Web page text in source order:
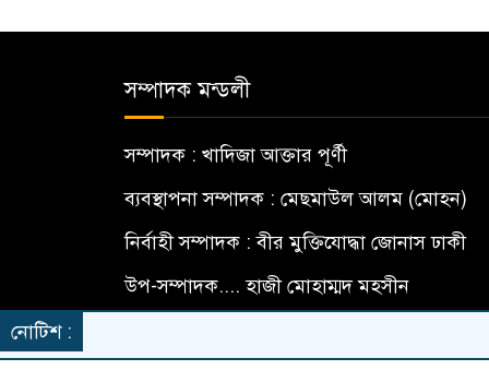
সম্পাদক মন্ডলী
সম্পাদক : খাদিজা আক্তার পূর্ণী
ব্যবস্থাপনা সম্পাদক : মেছমাউল আলম (মোহন)
নির্বাহী সম্পাদক : বীর মুক্তিযোদ্ধা জোনাস ঢাকী
উপ-সম্পাদক.... হাজী মোহাম্মদ মহসীন
নোটিশ :